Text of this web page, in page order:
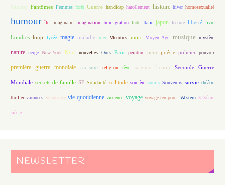
Fantasy Fantômes Femmes forêt Guerre handicap harcèlement histoire hiver homosexualité
humour île imaginaire imagination Immigration Inde Italie japon lecture liberté livre
Londres loup lycée magie maladie mer Meurtres mort Moyen Age musique mystère
nature neige New-York Noël nouvelles Ours Paris peinture peur poésie policier pouvoir
première guerre mondiale racisme religion rêve science fiction Seconde Guerre
Mondiale secrets de famille SF Solidarité solitude sorcière souris Souvenirs survie théâtre
thriller vacances vengeance vie quotidienne violence voyage voyage temporel Western XIXème
siècle
NEWSLETTER